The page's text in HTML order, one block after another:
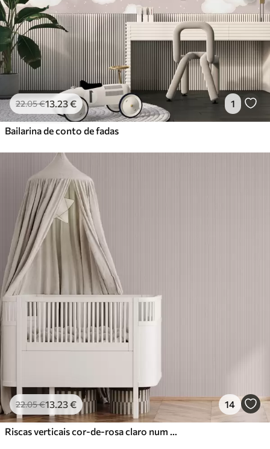
22.05€13.23€ 1
Bailarina de conto de fadas
22.05€13.23€ 14
Riscas verticais cor-de-rosa claro num estilo delicado